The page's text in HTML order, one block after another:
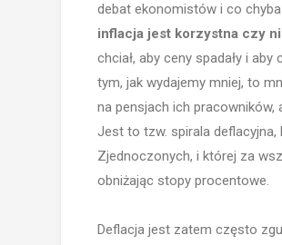
debat ekonomistów i co
inflacja jest korzystna czy
chciał, aby ceny spadały i
tym, jak wydajemy mniej, to
na pensjach ich pracowników,
Jest to tzw. spirala
Zjednoczonych, i której za
obniżając stopy procentowe.
Deflacja jest zatem często